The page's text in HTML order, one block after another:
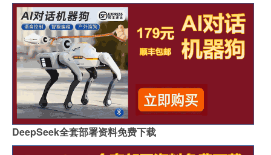
DeepSeek全套部署资料免费下载